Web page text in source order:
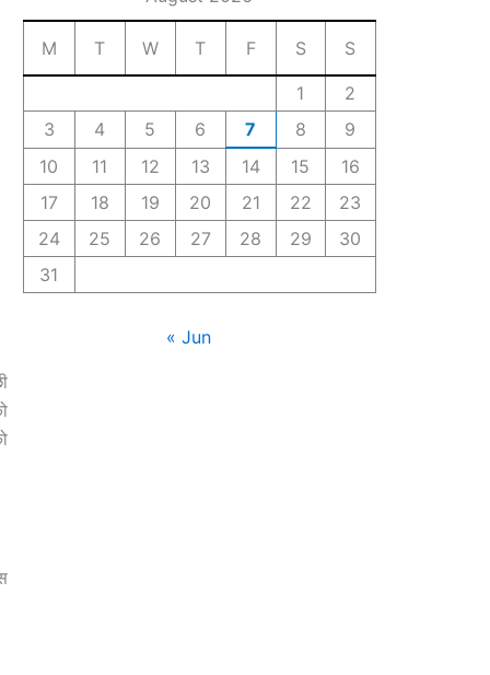
M T W T F S S
1
2
3
4 5 6 7 8
9
10
11 12 13 14 15
16
17
18 19 20 21 22
23
24
25 26 27 28 29
30
31
« Jun